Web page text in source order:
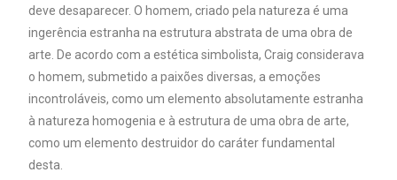
deve desaparecer. O homem, criado pela natureza é uma
ingerência estranha na estrutura abstrata de uma obra de
arte. De acordo com a estética simbolista, Craig considerava
o homem, submetido a paixões diversas, a emoções
incontroláveis, como um elemento absolutamente estranha
à natureza homogenia e à estrutura de uma obra de arte,
como um elemento destruidor do caráter fundamental
desta.